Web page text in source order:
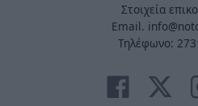
Στοιχεία
Email.
Τηλέφωνο: